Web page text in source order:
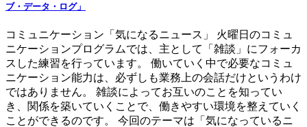
ブ・データ・ログ」
コミュニケーション「気になるニュース」 火曜日のコミュ
ニケーションプログラムでは、主として「雑談」にフォーカ
スした練習を行っています。 働いていく中で必要なコミュ
ニケーション能力は、必ずしも業務上の会話だけというわけ
ではありません。 雑談によってお互いのことを知ってい
き、関係を築いていくことで、働きやすい環境を整えていく
ことができるのです。 今回のテーマは「気になっているニ